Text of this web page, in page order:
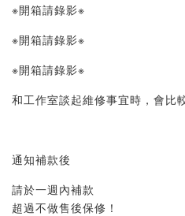
※開箱請錄影※
※開箱請錄影※
※開箱請錄影※
和工作室談起維修事宜時，會比
通知補款後
請於一週內補款
超過不做售後保修！